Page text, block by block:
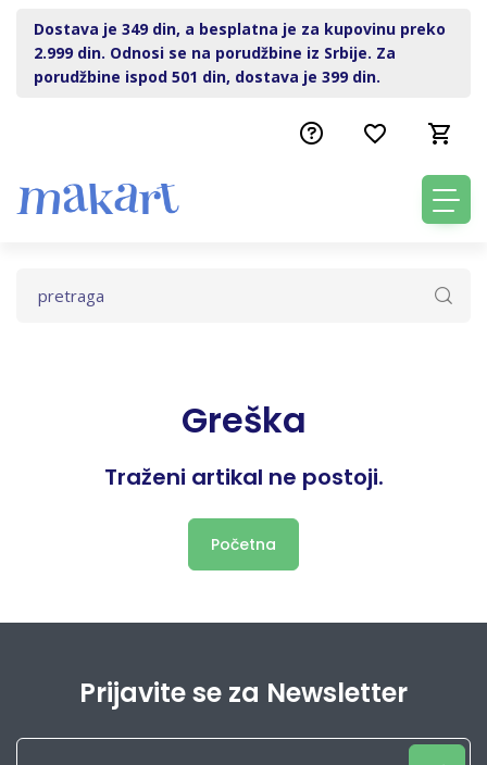
Dostava je 349 din, a besplatna je za kupovinu preko
2.999 din. Odnosi se na porudžbine iz Srbije. Za
porudžbine ispod 501 din, dostava je 399 din.
Greška
Traženi artikal ne postoji.
Početna
Prijavite se za Newsletter